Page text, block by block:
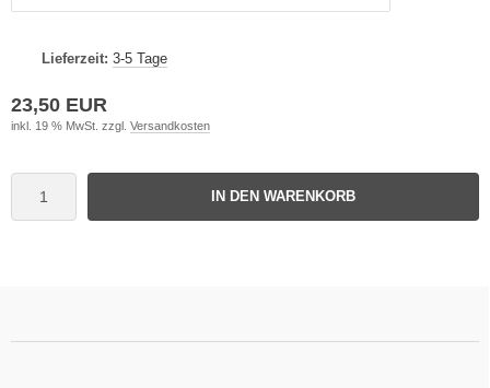
Lieferzeit: 3-5 Tage
23,50 EUR
inkl. 19 % MwSt. zzgl. Versandkosten
IN DEN WARENKORB